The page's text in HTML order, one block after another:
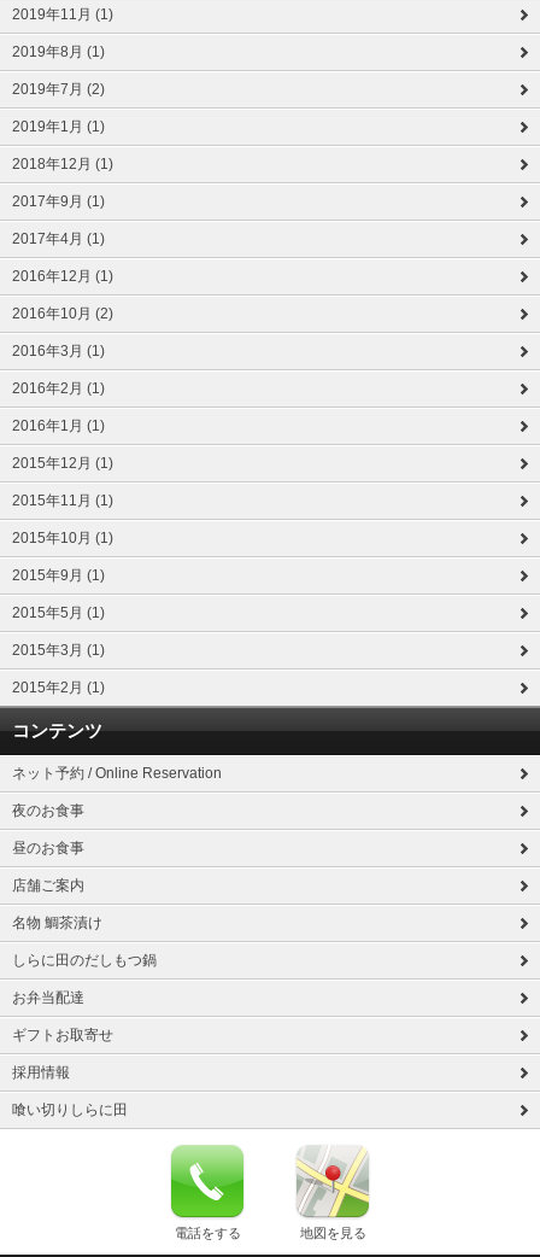
2019年11月 (1)
2019年8月 (1)
2019年7月 (2)
2019年1月 (1)
2018年12月 (1)
2017年9月 (1)
2017年4月 (1)
2016年12月 (1)
2016年10月 (2)
2016年3月 (1)
2016年2月 (1)
2016年1月 (1)
2015年12月 (1)
2015年11月 (1)
2015年10月 (1)
2015年9月 (1)
2015年5月 (1)
2015年3月 (1)
2015年2月 (1)
コンテンツ
ネット予約 / Online Reservation
夜のお食事
昼のお食事
店舗ご案内
名物 鯛茶漬け
しらに田のだしもつ鍋
お弁当配達
ギフトお取寄せ
採用情報
喰い切りしらに田
電話をする 地図を見る